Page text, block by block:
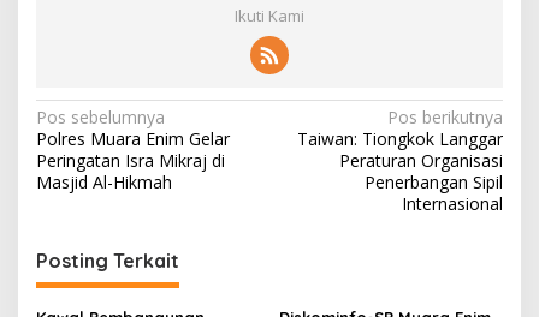
Ikuti Kami
N
a
v
g
a
Pos sebelumnya
Polres Muara Enim Gelar
Peringatan Isra Mikraj di
Masjid Al-Hikmah
Pos berikutnya
Taiwan: Tiongkok Langgar
Peraturan Organisasi
Penerbangan Sipil
Internasional
Posting Terkait